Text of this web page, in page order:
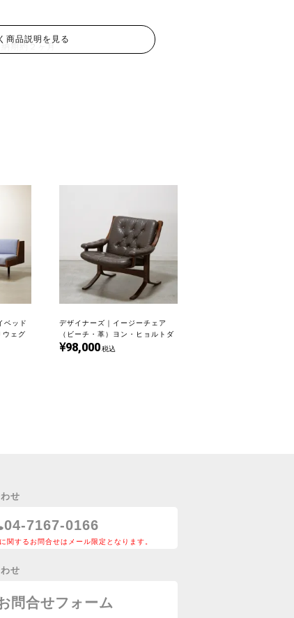
期約２ヶ月
商品説明を見る
ベッド
ウェグ
デザイナーズ｜イージーチェア
（ビーチ・革）ヨン・ヒョルトダ
ル｜UD21272-3
98,000税込
せ
04-7167-0166
関するお問合せはメール限定となります。
せ
問合せフォーム